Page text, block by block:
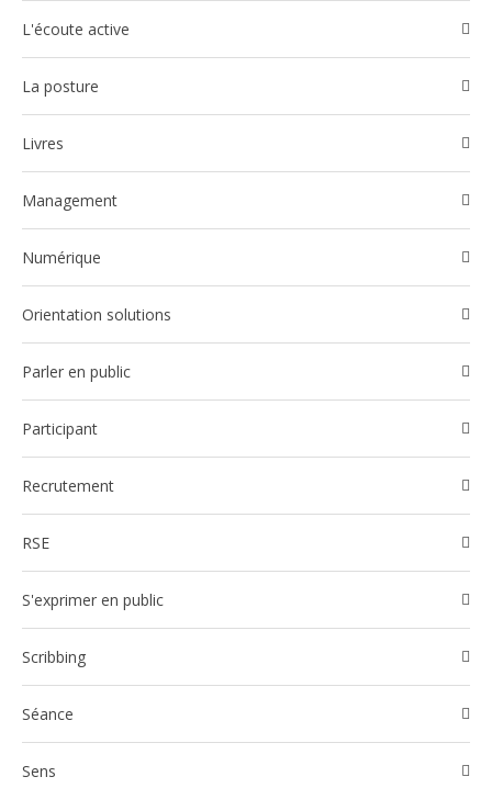
l'écoute active
La posture
Livres
Management
Numérique
Orientation solutions
Parler en public
participant
Recrutement
RSE
S'exprimer en public
Scribbing
Séance
Sens